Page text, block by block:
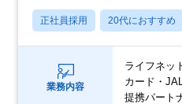
正社員採用 20代におすすめ
業務内容
ライフネッ
カード・
提携パート